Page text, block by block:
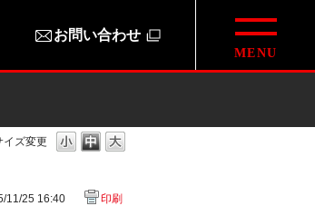
お問い合わせ
イズ変更
11/25 16:40 印刷